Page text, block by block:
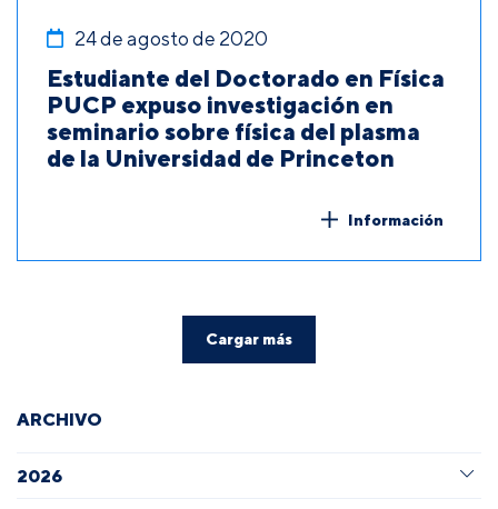
24 de agosto de 2020
Estudiante del Doctorado en Física
PUCP expuso investigación en
seminario sobre física del plasma
de la Universidad de Princeton
Información
Cargar más
ARCHIVO
2026